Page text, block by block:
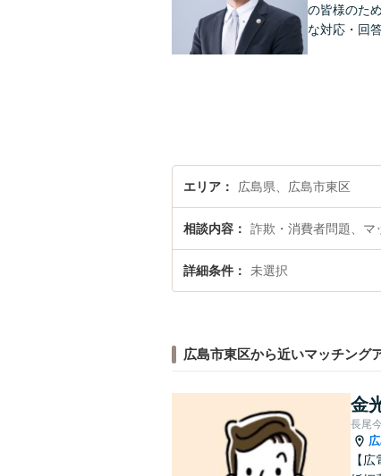
の皆様のた
な対応・回
エリア 広島県、広島市東区
相談内容 詐欺・消費者問題、マ
詳細条件 未選択
広島市東区から近いマッチング
金
長尾
【